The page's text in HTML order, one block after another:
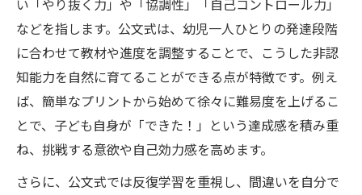
い「やり抜く力」や「協調性」「自己コントロール力」
などを指します。公文式は、幼児一人ひとりの発達段階
に合わせて教材や進度を調整することで、こうした非認
知能力を自然に育てることができる点が特徴です。例え
ば、簡単なプリントから始めて徐々に難易度を上げるこ
とで、子ども自身が「できた！」という達成感を積み重
ね、挑戦する意欲や自己効力感を高めます。
さらに、公文式では反復学習を重視し、間違いを自分で